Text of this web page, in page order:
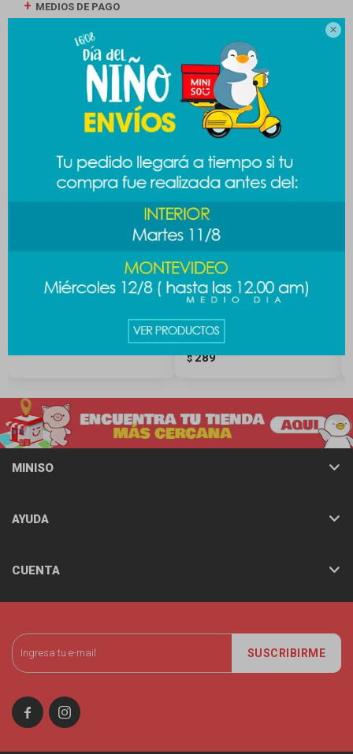

MEDIOS DE PAGO
Productos que te pueden interesar
Brocha Harmony corrector
Brocha Harmony polvo
compacto
$ 289
SUSCRIBIRME
 
MINISO
AYUDA
CUENTA